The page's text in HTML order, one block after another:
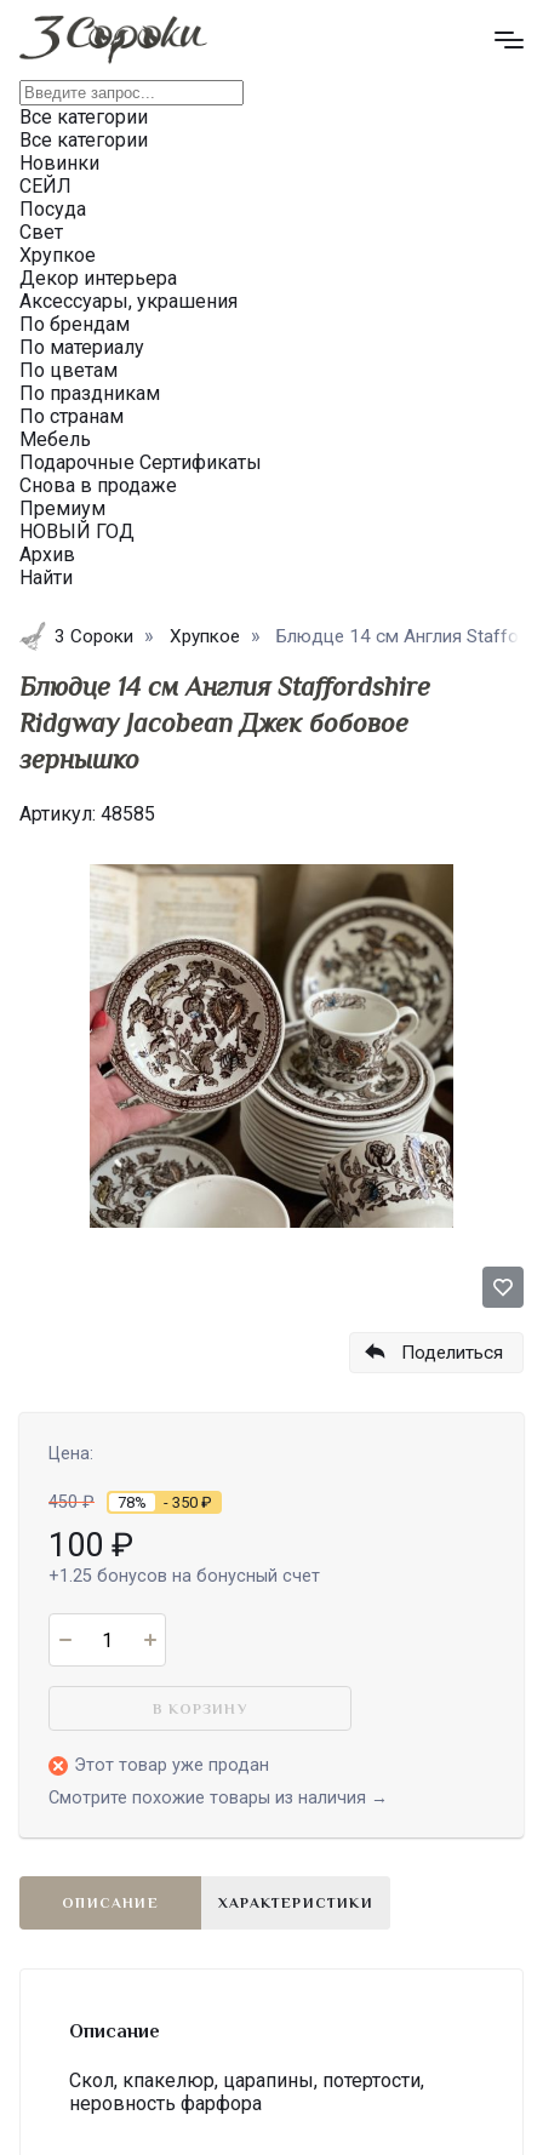
Все категории
Все категории
Новинки
СЕЙЛ
Посуда
Свет
Хрупкое
Декор интерьера
Аксессуары, украшения
По брендам
По материалу
По цветам
По праздникам
По странам
Мебель
Подарочные Сертификаты
Снова в продаже
Премиум
НОВЫЙ ГОД
Архив
Найти
3 Сороки Хрупкое Блюдце 14 см Англия
Блюдце 14 см Англия Staffordshire
Ridgway Jacobean Джек бобовое
зернышко
Артикул: 48585
Поделиться
Цена:
450₽ 78% - 350 ₽
100 ₽
+1.25 бонусов на бонусный счет
В КОРЗИНУ
Этот товар уже продан
Смотрите похожие товары из наличия →
ОПИСАНИЕ ХАРАКТЕРИСТИКИ
Описание
Скол, кпакелюр, царапины, потертости,
неровность фарфора